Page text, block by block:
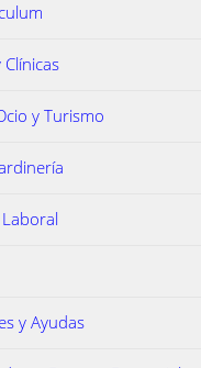
y Turismo
y Ayudas